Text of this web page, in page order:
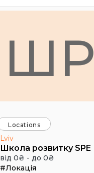
ШР
Locations
Lviv
Школа розвитку SPE
від 0₴ - до 0₴
#Локація